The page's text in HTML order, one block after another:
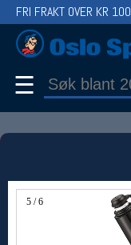
5 / 6
FRI FRAKT OVER KR
☰